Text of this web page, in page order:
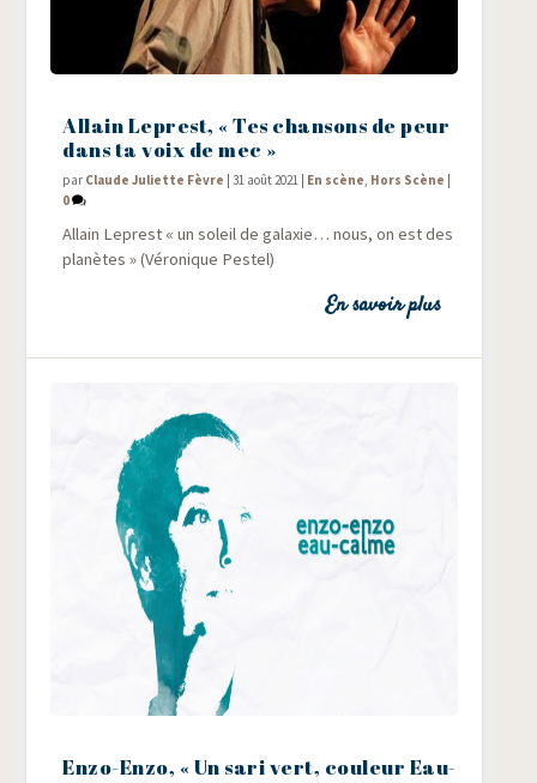
Allain Leprest, « Tes chansons de peur
dans ta voix de mec »
par Claude Juliette Fèvre |31 août 2021 En scène, Hors Scène
0
Allain Leprest « un soleil de galaxie… nous, on est des
pla­nètes » (Véro­nique Pestel)
En savoir plus
Enzo-Enzo, « Un sari vert, couleur Eau-